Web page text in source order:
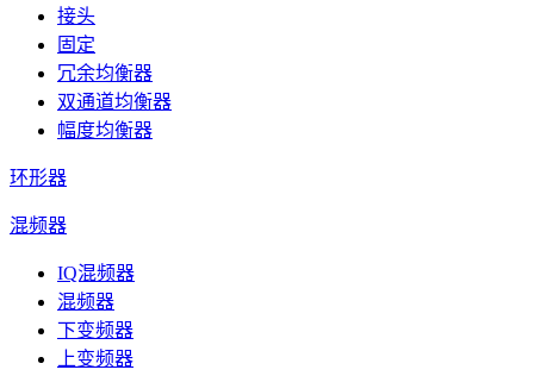
接头
固定
冗余均衡器
双通道均衡器
幅度均衡器
环形器
混频器
IQ混频器
混频器
下变频器
上变频器